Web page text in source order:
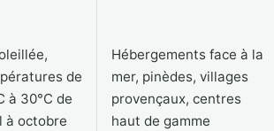
de
à 30°C de
à octobre
Hébergements face à la
mer, pinèdes, villages
provençaux, centres
haut de gamme